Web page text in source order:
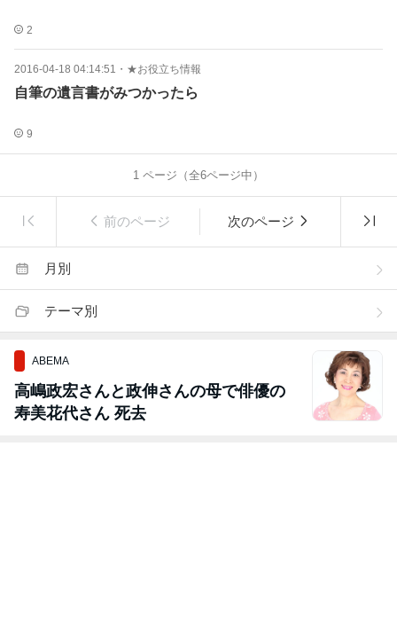
2
2016-04-18 04:14:51 ・ ★お役立ち情報
自筆の遺言書がみつかったら
9
1 ページ（全6ページ中）
前のページ 次のページ
月別
テーマ別
ABEMA
高嶋政宏さんと政伸さんの母で俳優の
寿美花代さん 死去